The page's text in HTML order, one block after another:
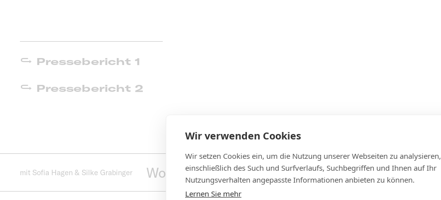
Wir verwenden Cookies
Wir setzen Cookies ein, um die Nutzung unserer Webseiten zu analysieren,
einschließlich des Such und Surfverlaufs, Suchbegriffen und Ihnen auf Ihr
Nutzungsverhalten angepasste Informationen anbieten zu können.
Lernen Sie mehr
Pressebericht 1
Pressebericht 2
mit Sofia Hagen & Silke Grabinger Workshops zu KI und Robotik